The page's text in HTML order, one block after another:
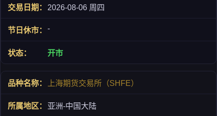
2026-08-06 周四
-
开市
上海期货交易所（SHFE）
亚洲-中国大陆